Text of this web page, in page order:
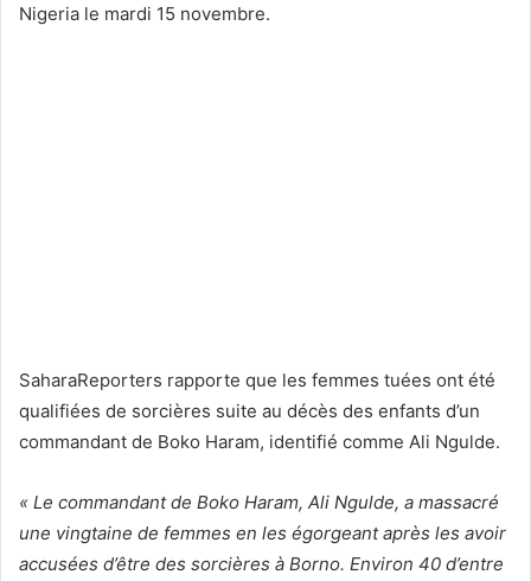
Nigeria le mardi 15 novembre.
SaharaReporters rapporte que les femmes tuées ont été
qualifiées de sorcières suite au décès des enfants d’un
commandant de Boko Haram, identifié comme Ali Ngulde.
« Le commandant de Boko Haram, Ali Ngulde, a massacré
une vingtaine de femmes en les égorgeant après les avoir
accusées d’être des sorcières à Borno. Environ 40 d’entre